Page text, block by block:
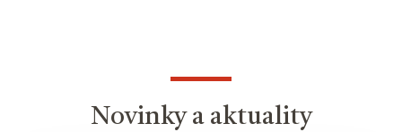
Novinky a aktuality